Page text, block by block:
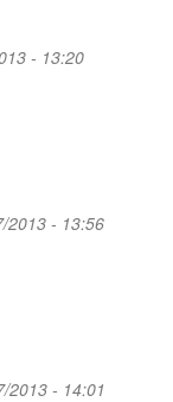
- 13:20
2013 - 13:56
2013 - 14:01